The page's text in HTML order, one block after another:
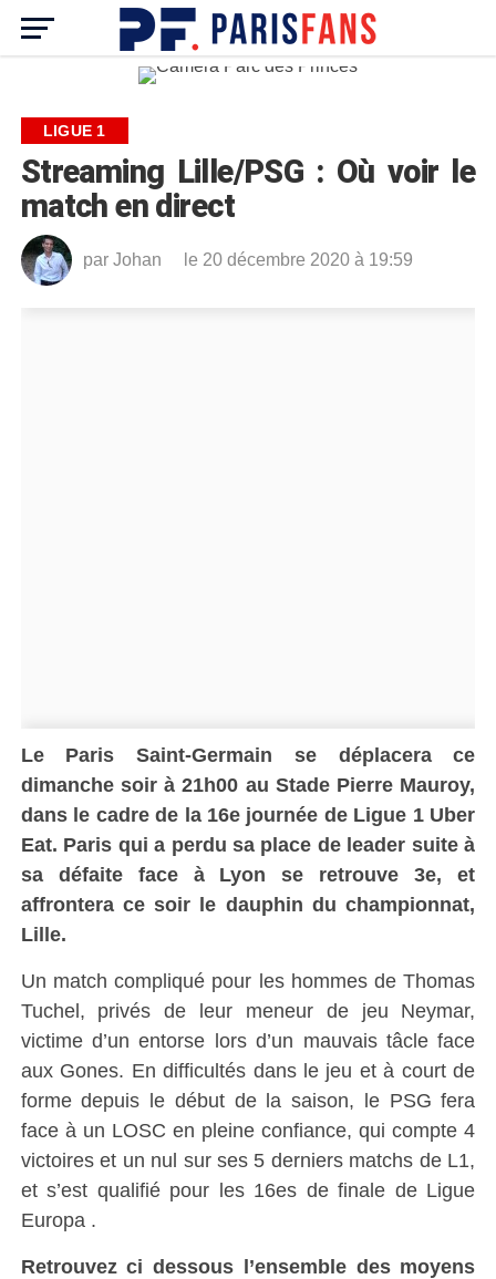
LIGUE 1
Streaming Lille/PSG : Où voir le
match en direct
par Johan le 20 décembre 2020 à 19:59
Le Paris Saint-Germain se déplacera ce
dimanche soir à 21h00 au Stade Pierre Mauroy,
dans le cadre de la 16e journée de Ligue 1 Uber
Eat. Paris qui a perdu sa place de leader suite à
sa défaite face à Lyon se retrouve 3e, et
affrontera ce soir le dauphin du championnat,
Lille.
Un match compliqué pour les hommes de Thomas
Tuchel, privés de leur meneur de jeu Neymar,
victime d’un entorse lors d’un mauvais tâcle face
aux Gones. En difficultés dans le jeu et à court de
forme depuis le début de la saison, le PSG fera
face à un LOSC en pleine confiance, qui compte 4
victoires et un nul sur ses 5 derniers matchs de L1,
et s’est qualifié pour les 16es de finale de Ligue
Europa .
Retrouvez ci dessous l’ensemble des moyens